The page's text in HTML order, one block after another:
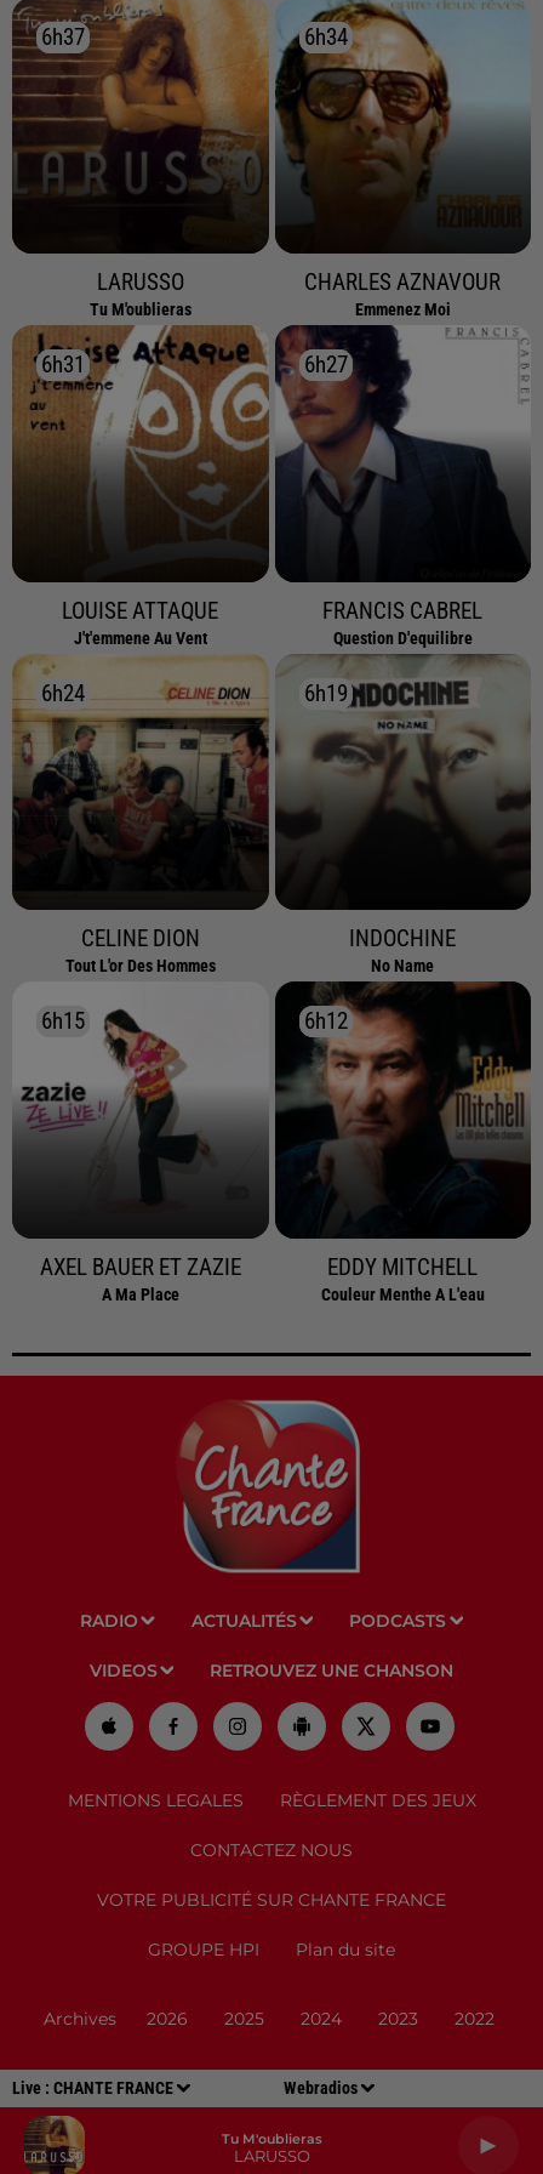
Live : CHANTE FRANCE Webradios
Tu M'oublieras
LARUSSO
6h37
6h37
LARUSSO
Tu M'oublieras
6h34
6h34
CHARLES AZNAVOUR
Emmenez Moi
6h31
6h31
LOUISE ATTAQUE
J't'emmene Au Vent
6h27
6h27
FRANCIS CABREL
Question D'equilibre
6h24
6h24
CELINE DION
Tout L'or Des Hommes
6h19
6h19
INDOCHINE
No Name
6h15
6h15
AXEL BAUER ET ZAZIE
A Ma Place
6h12
6h12
EDDY MITCHELL
Couleur Menthe A L'eau
RADIO ACTUALITÉS PODCASTS
VIDEOS RETROUVEZ UNE CHANSON
MENTIONS LEGALES RÈGLEMENT DES JEUX
CONTACTEZ NOUS
VOTRE PUBLICITÉ SUR CHANTE FRANCE
GROUPE HPI Plan du site
Archives 2026 2025 2024 2023 2022